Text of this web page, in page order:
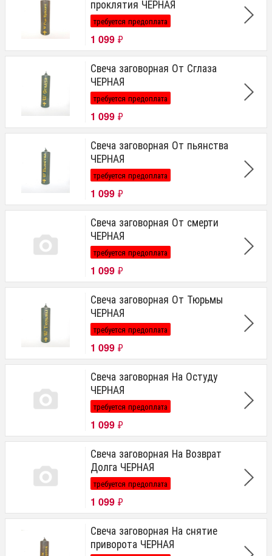
проклятия ЧЕРНАЯ
требуется предоплата
1 099 ₽
Свеча заговорная От Сглаза
ЧЕРНАЯ
требуется предоплата
1 099 ₽
Свеча заговорная От пьянства
ЧЕРНАЯ
требуется предоплата
1 099 ₽
Свеча заговорная От смерти
ЧЕРНАЯ
требуется предоплата
1 099 ₽
Свеча заговорная От Тюрьмы
ЧЕРНАЯ
требуется предоплата
1 099 ₽
Свеча заговорная На Остуду
ЧЕРНАЯ
требуется предоплата
1 099 ₽
Свеча заговорная На Возврат
Долга ЧЕРНАЯ
требуется предоплата
1 099 ₽
Свеча заговорная На снятие
приворота ЧЕРНАЯ